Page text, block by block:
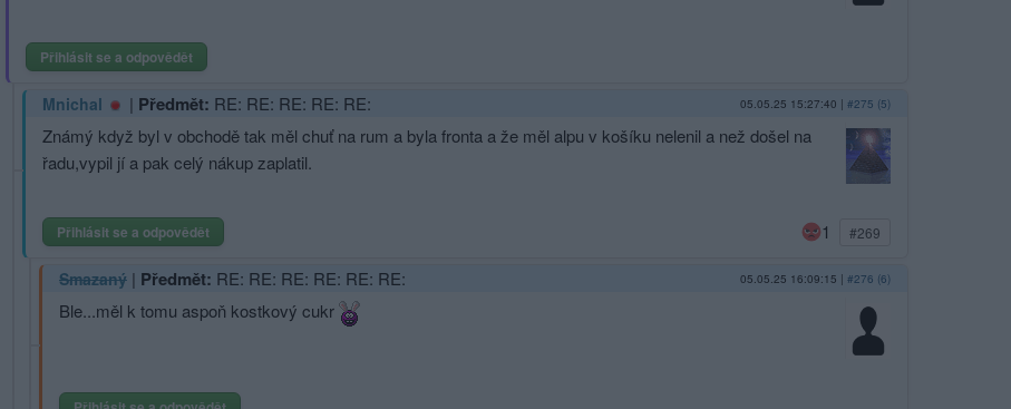
Přihlásit se a odpovědět
Mnichal | Předmět: RE: RE: RE: RE: RE: 05.05.25 15:27:40 | #275 (5)
Známý když byl v obchodě tak měl chuť na rum a byla fronta a že měl alpu v košíku nelenil a než došel na
řadu,vypil jí a pak celý nákup zaplatil.
Přihlásit se a odpovědět 1 #269
Smazaný | Předmět: RE: RE: RE: RE: RE: RE: 05.05.25 16:09:15 | #276 (6)
Ble...měl k tomu aspoň kostkový cukr